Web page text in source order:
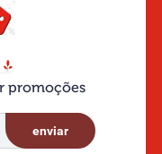
promoções
enviar